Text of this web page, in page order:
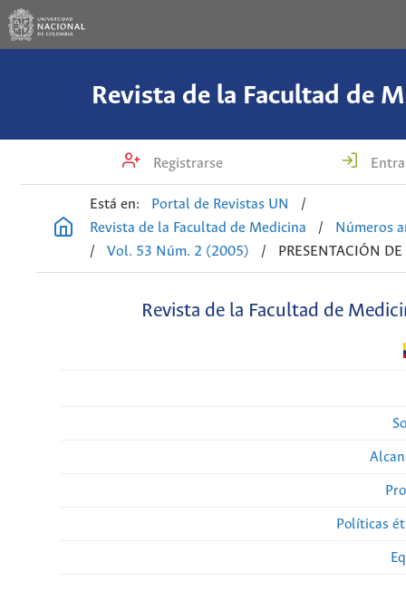
Revista de la Facultad de
Registrarse
Está en: Portal de Revistas UN
/
Revista de la Facultad de Medicina
/
Números
/
Vol. 53 Núm. 2 (2005) / PRESENTACIÓN DE
Revista de la Facultad de
Políticas